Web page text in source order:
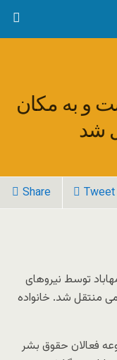
و به مکان
شد
Share Tweet
توسط نیروهای
منتقل شد. خانواده
فعالان حقوق بشر